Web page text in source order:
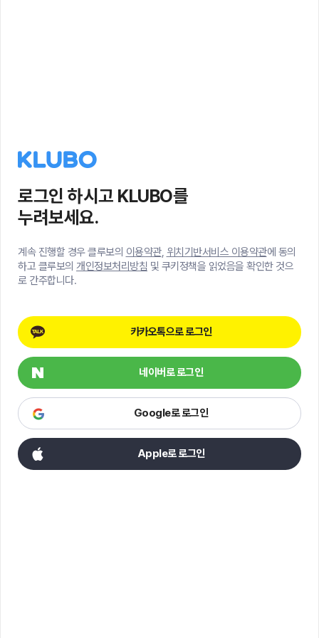
로그인 하시고 KLUBO를
누려보세요.
계속 진행할 경우 클루보의 이용약관, 위치기반서비스 이용약관에 동의
하고 클루보의 개인정보처리방침 및 쿠키정책을 읽었음을 확인한 것으
로 간주합니다.
카카오톡으로 로그인
네이버로 로그인
Google로 로그인
Apple로 로그인